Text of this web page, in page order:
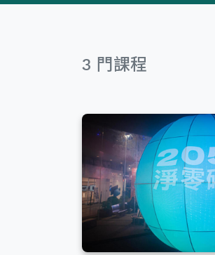
全部難度
3 門課程